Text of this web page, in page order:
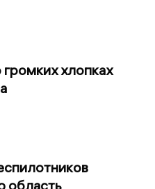
хлопках
область